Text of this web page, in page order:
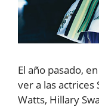
El año pasado,
ver a las actrices
Watts, Hillary